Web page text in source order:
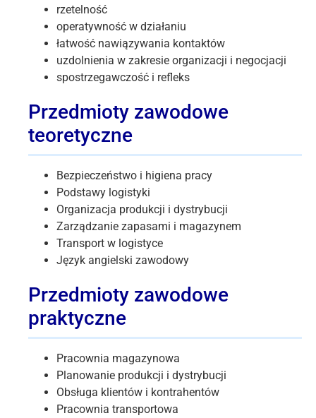
rzetelność
operatywność w działaniu
łatwość nawiązywania kontaktów
uzdolnienia w zakresie organizacji i negocjacji
spostrzegawczość i refleks
Przedmioty zawodowe
teoretyczne
Bezpieczeństwo i higiena pracy
Podstawy logistyki
Organizacja produkcji i dystrybucji
Zarządzanie zapasami i magazynem
Transport w logistyce
Język angielski zawodowy
Przedmioty zawodowe
praktyczne
Pracownia magazynowa
Planowanie produkcji i dystrybucji
Obsługa klientów i kontrahentów
Pracownia transportowa